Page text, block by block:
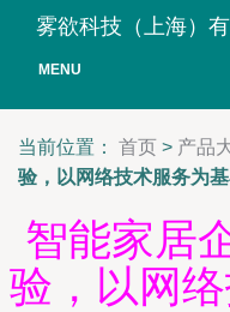
雾欲科技（上海）
MENU
当前位置： 首页 > 产品
验，以网络技术服务为
智能家居
验，以网